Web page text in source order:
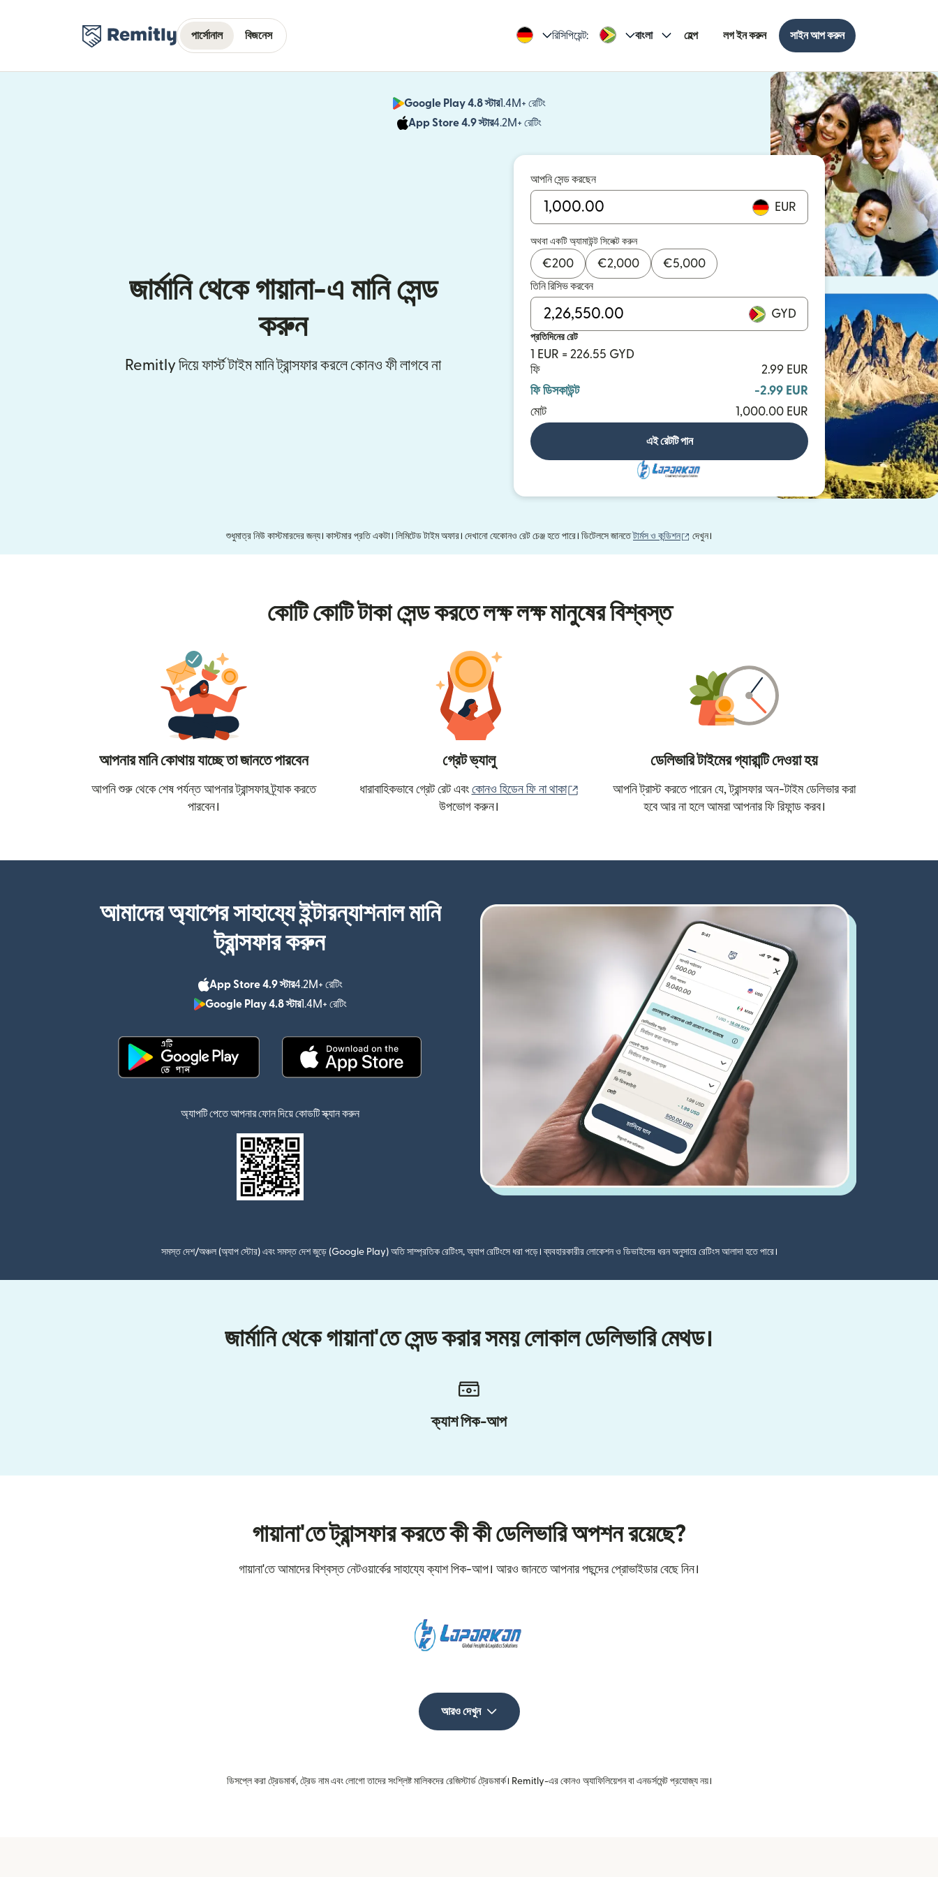
পার্সোনাল বিজনেস রিসিপিয়েন্ট: বাংলা হেল্প লগ ইন করুন সাইন আপ করুন
Google Play 4.8 স্টার1.4M+ রেটিং
App Store 4.9 স্টার4.2M+ রেটিং
জার্মানি থেকে গায়ানা-এ মানি সেন্ড
করুন
Remitly দিয়ে ফার্স্ট টাইম মানি ট্রান্সফার করলে কোনও ফী লাগবে না
আপনি সেন্ড করছেন
EUR
অথবা একটি অ্যামাউন্ট সিলেক্ট করুন
€200 €2,000 €5,000
তিনি রিসিভ করবেন
GYD
প্রতিদিনের রেট
1 EUR = 226.55 GYD
ফি
2.99 EUR
ফি ডিসকাউন্ট
-2.99 EUR
মোট
1,000.00 EUR
এই রেটটি পান
শুধুমাত্র নিউ কাস্টমারদের জন্য। কাস্টমার প্রতি একটা। লিমিটেড টাইম অফার। দেখানো যেকোনও রেট চেঞ্জ হতে পারে। ডিটেলসে জানতেটার্মস ও কন্ডিশন (নতুন উইন্ডোতে খুলবে)
দেখুন।
কোটি কোটি টাকা সেন্ড করতে লক্ষ লক্ষ মানুষের বিশ্বস্ত
আপনার মানি কোথায় যাচ্ছে তা জানতে পারবেন
আপনি শুরু থেকে শেষ পর্যন্ত আপনার ট্রান্সফার ট্র্যাক করতে
পারবেন।
গ্রেট ভ্যালু
ধারাবাহিকভাবে গ্রেট রেট এবং কোনও হিডেন ফি না থাকা
(নতুন উইন্ডোতে খুলবে)
উপভোগ করুন।
ডেলিভারি টাইমের গ্যারান্টি দেওয়া হয়
আপনি ট্রাস্ট করতে পারেন যে, ট্রান্সফার অন-টাইম ডেলিভার করা
হবে আর না হলে আমরা আপনার ফি রিফান্ড করব।
আমাদের অ্যাপের সাহায্যে ইন্টারন্যাশনাল মানি
ট্রান্সফার করুন
App Store 4.9 স্টার4.2M+ রেটিং
Google Play 4.8 স্টার1.4M+ রেটিং
অ্যাপটি পেতে আপনার ফোন দিয়ে কোডটি স্ক্যান করুন
সমস্ত দেশ/অঞ্চল (অ্যাপ স্টোর) এবং সমস্ত দেশ জুড়ে (Google Play) অতি সাম্প্রতিক রেটিংস, অ্যাপ রেটিংসে ধরা পড়ে। ব্যবহারকারীর লোকেশন ও ডিভাইসের ধরন অনুসারে রেটিংস আলাদা হতে পারে।
জার্মানি থেকে গায়ানা'তে সেন্ড করার সময় লোকাল ডেলিভারি মেথড।
ক্যাশ পিক-আপ
গায়ানা'তে ট্রান্সফার করতে কী কী ডেলিভারি অপশন রয়েছে?
গায়ানা'তে আমাদের বিশ্বস্ত নেটওয়ার্কের সাহায্যে ক্যাশ পিক-আপ। আরও জানতে আপনার পছন্দের প্রোভাইডার বেছে নিন।
আরও দেখুন
ডিসপ্লে করা ট্রেডমার্ক, ট্রেড নাম এবং লোগো তাদের সংশ্লিষ্ট মালিকদের রেজিস্টার্ড ট্রেডমার্ক। Remitly-এর কোনও অ্যাফিলিয়েশন বা এনডর্সমেন্ট প্রযোজ্য নয়।